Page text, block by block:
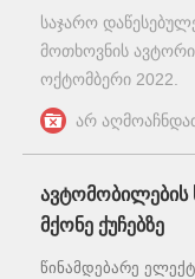
საჯარო
მოთხოვნის
ოქტომბერი 2022
არ
ავტომობილების
მქონე ქუჩებზე
წინამდებარე